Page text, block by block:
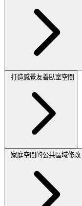
打造感覺友善臥室空間
家庭空間的公共區域修改